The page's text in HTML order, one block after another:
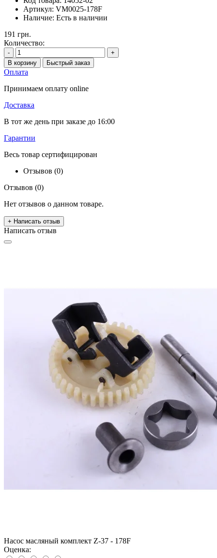
Артикул: VM0025-178F
Наличие: Есть в наличии
191 грн.
Количество:
-
+
В корзину
Быстрый заказ
Оплата
Принимаем оплату online
Доставка
В тот же день при заказе до 16:00
Гарантии
Весь товар сертифицирован
Отзывов (0)
Отзывов (0)
Нет отзывов о данном товаре.
+ Написать отзыв
Написать отзыв
Насос масляный комплект Z-37 - 178F
Оценка: